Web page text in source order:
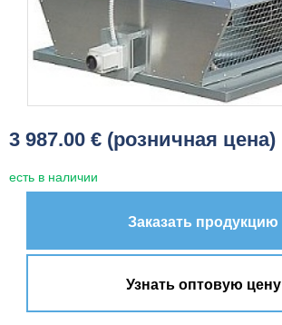
3 987.00 € (розничная цена)
есть в наличии
Заказать продукцию
Узнать оптовую цену